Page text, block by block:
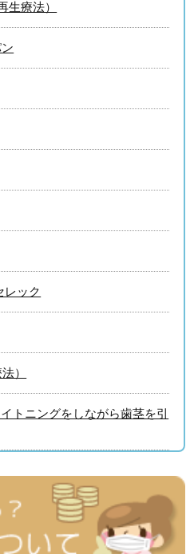
生療法）
レック
）
トニングをしながら歯茎を引